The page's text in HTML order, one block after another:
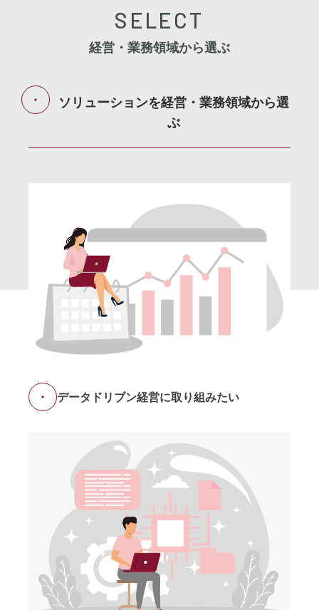
SELECT
経営・業務領域から選ぶ
ソリューションを経営・業務領域から選
ぶ
データドリブン経営に取り組みたい